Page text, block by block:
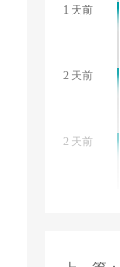
1 天前
2 天前
2 天前